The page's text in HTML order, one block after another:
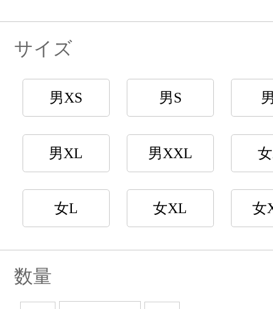
サイズ
男XS 男S
男XL 男XXL
女L 女XL 女
数量